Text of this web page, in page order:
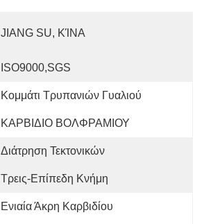
JIANG SU, ΚΊΝΑ
ISO9000,SGS
Κομμάτι Τρυπανιών Γυαλιού
ΚΑΡΒΙΔΙΟ ΒΟΛΦΡΑΜΙΟΥ
Διάτρηση Τεκτονικών
Τρεις-Επίπεδη Κνήμη
Ενιαία Άκρη Καρβιδίου